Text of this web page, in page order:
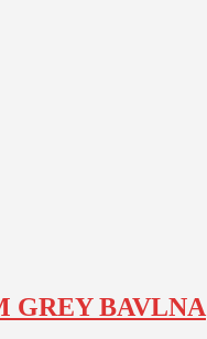
GREY BAVLNA